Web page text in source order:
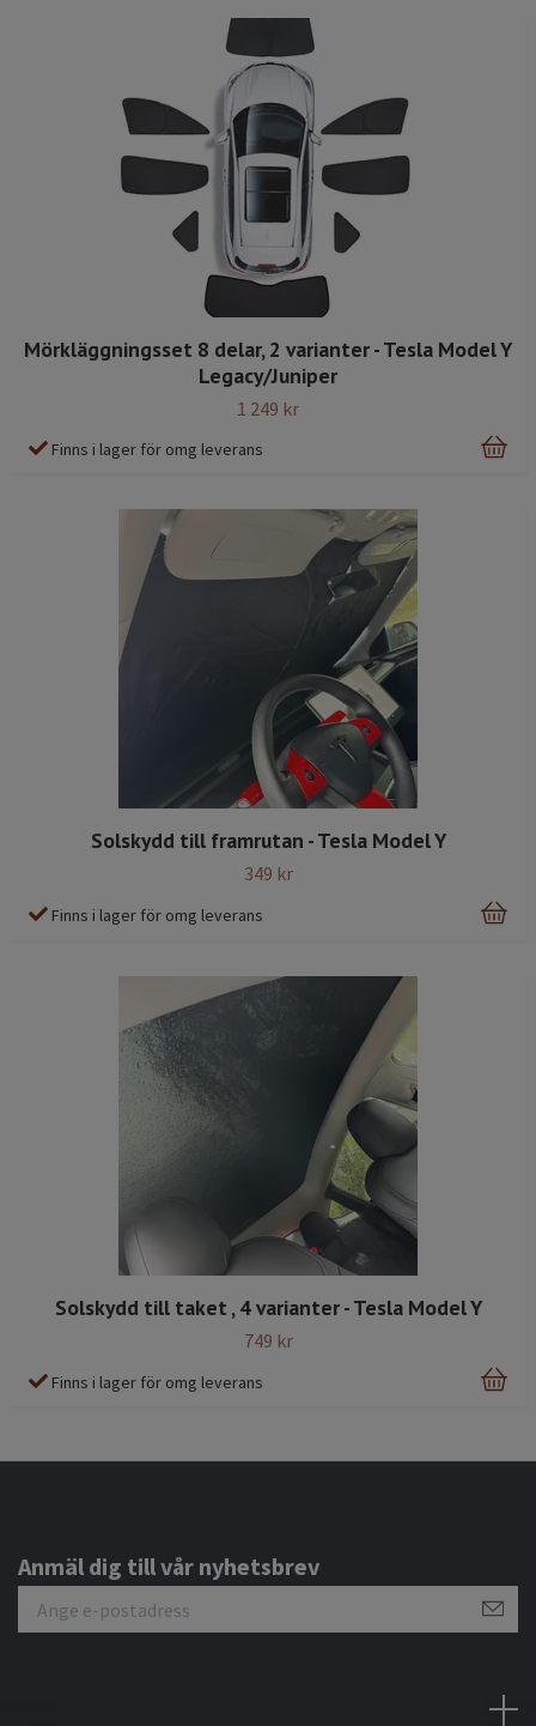
Mörkläggningsset 8 delar, 2 varianter - Tesla Model Y
Legacy/Juniper
1 249 kr
Finns i lager för omg leverans
Solskydd till framrutan - Tesla Model Y
349 kr
Finns i lager för omg leverans
Solskydd till taket , 4 varianter - Tesla Model Y
749 kr
Finns i lager för omg leverans
Anmäl dig till vår nyhetsbrev